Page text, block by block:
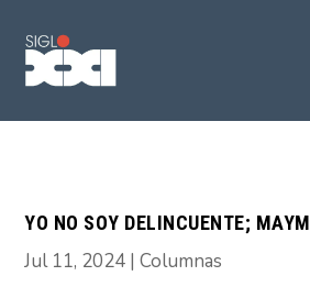
YO NO SOY DELINCUENTE; MAYM
Jul 11, 2024 |Columnas